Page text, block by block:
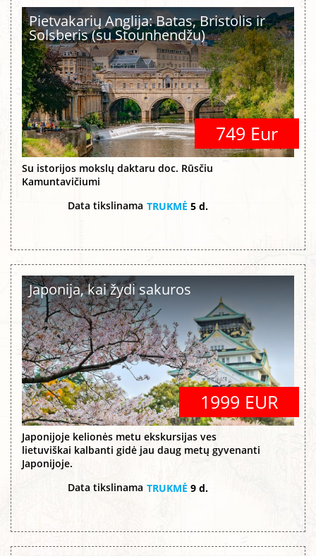
Pietvakarių Anglija: Batas, Bristolis ir
Solsberis (su Stounhendžu)
749 Eur
Su istorijos mokslų daktaru doc. Rūsčiu
Kamuntavičiumi
Data tikslinama TRUKMĖ 5 d.
Japonija, kai žydi sakuros
1999 EUR
Japonijoje kelionės metu ekskursijas ves
lietuviškai kalbanti gidė jau daug metų gyvenanti
Japonijoje.
Data tikslinama TRUKMĖ 9 d.